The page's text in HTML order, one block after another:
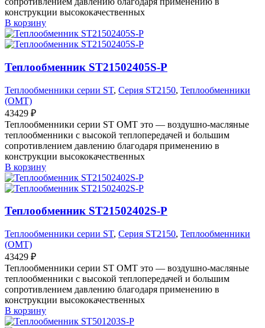
конструкции высококачественных
В корзину
Теплообменник ST21502405S-P
Теплообменники серии ST, Серия ST2150, Теплообменники
(OMT)
43429 ₽
Теплообменники серии ST OMT это — воздушно-масляные
теплообменники с высокой теплопередачей и большим
сопротивлением давлению благодаря применению в
конструкции высококачественных
В корзину
Теплообменник ST21502402S-P
Теплообменники серии ST, Серия ST2150, Теплообменники
(OMT)
43429 ₽
Теплообменники серии ST OMT это — воздушно-масляные
теплообменники с высокой теплопередачей и большим
сопротивлением давлению благодаря применению в
конструкции высококачественных
В корзину